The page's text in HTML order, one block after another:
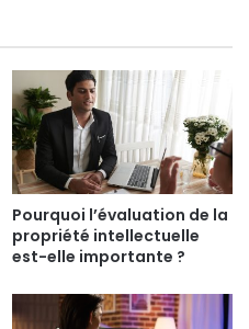
Pourquoi l’évaluation de la
propriété intellectuelle
est-elle importante ?